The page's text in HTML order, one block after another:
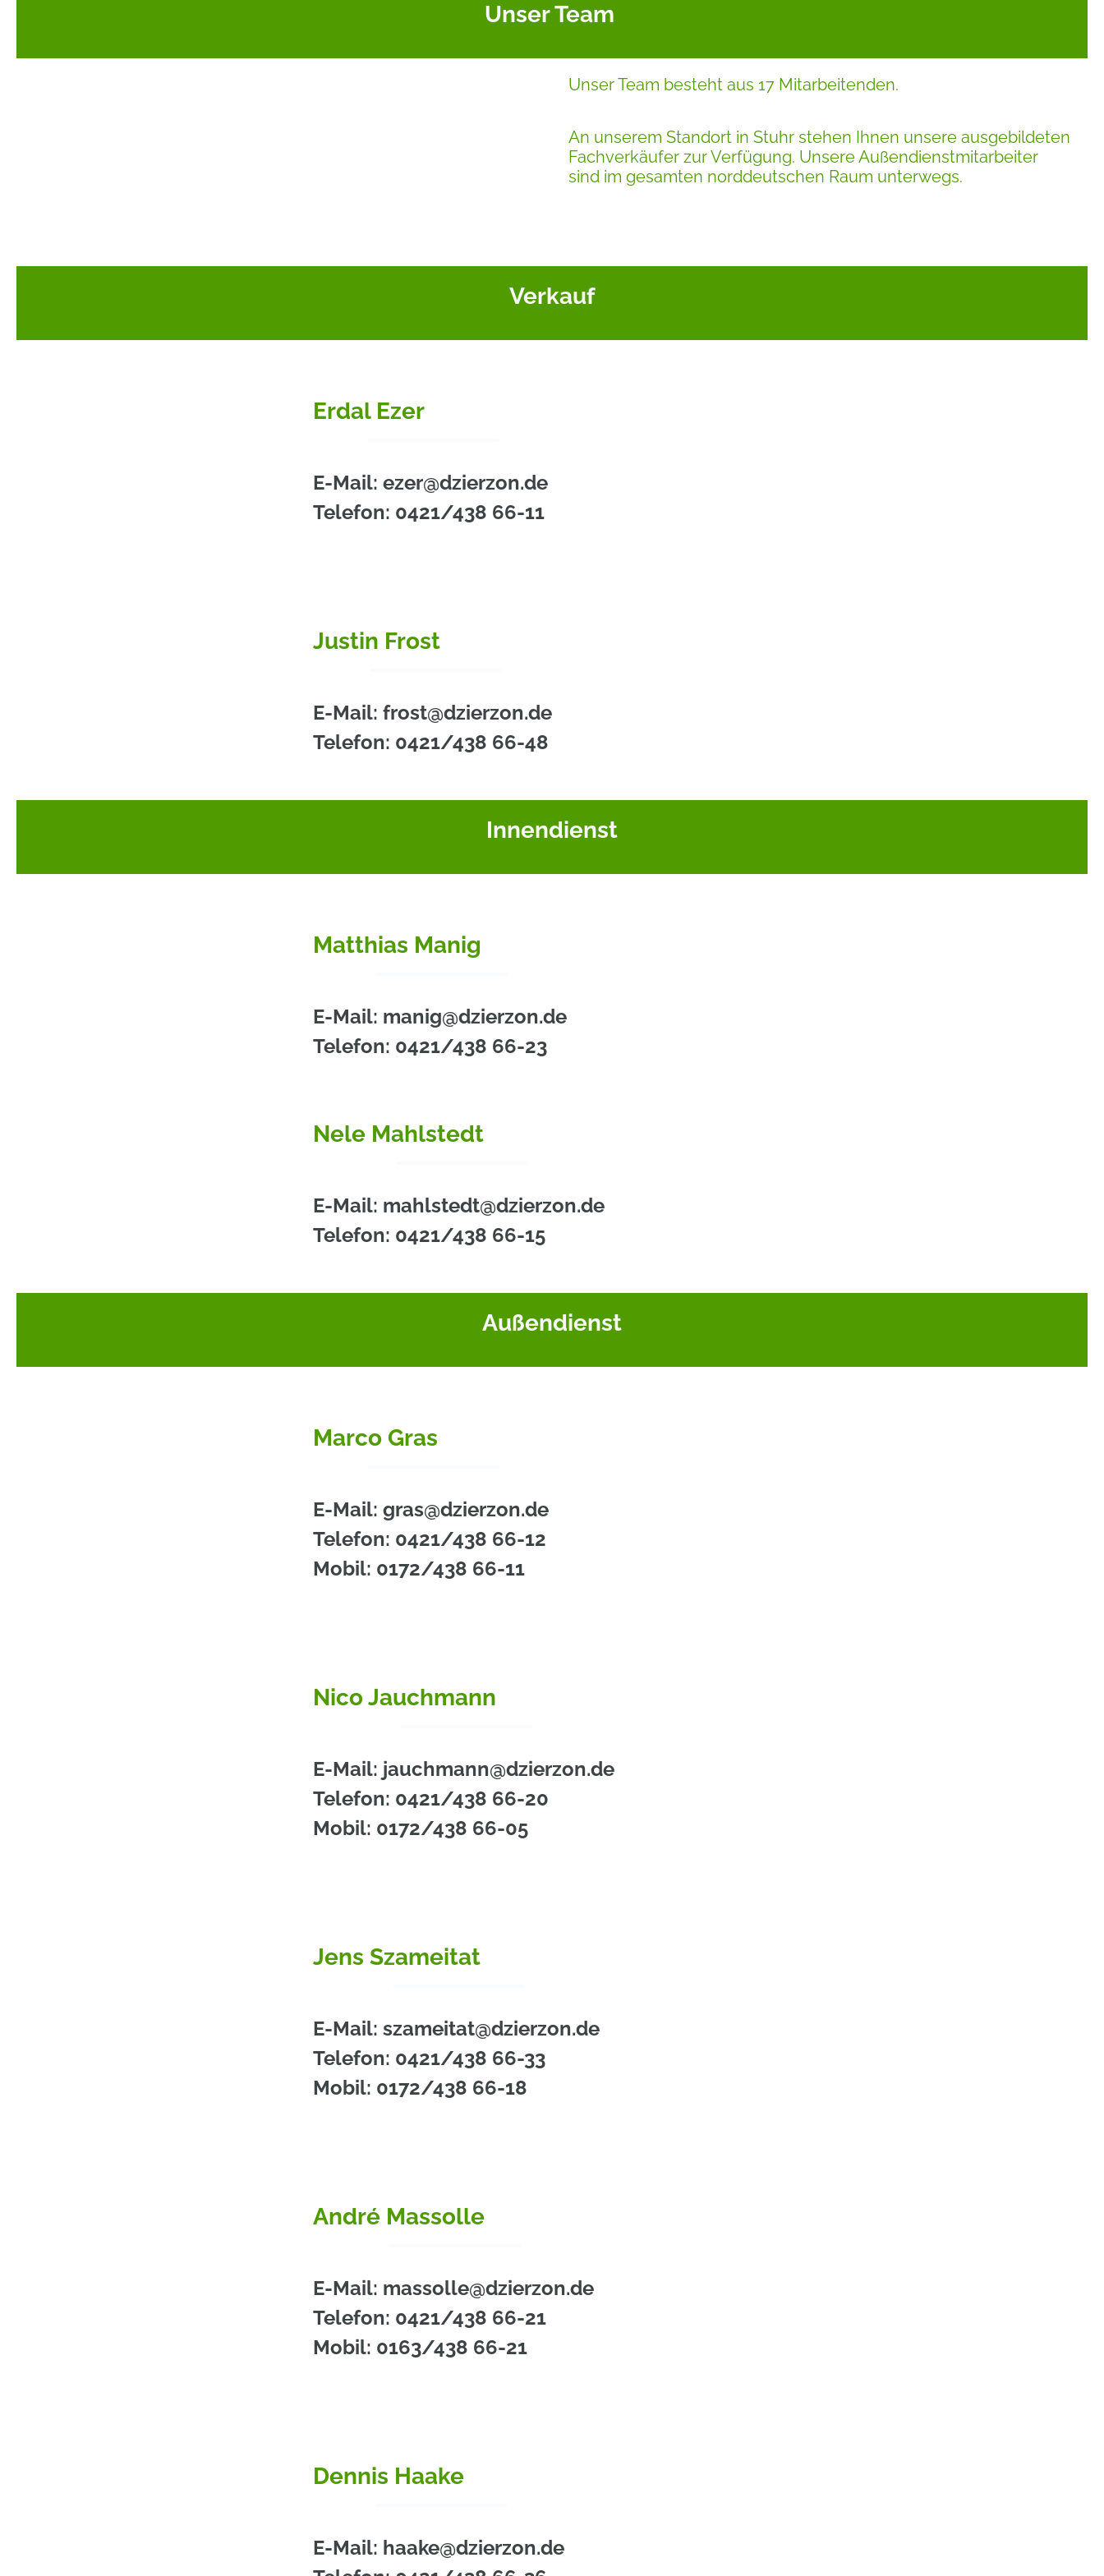
Unser Team
Unser Team besteht aus 17 Mitarbeitenden.
An unserem Standort in Stuhr stehen Ihnen unsere ausgebildeten
Fachverkäufer zur Verfügung. Unsere Außendienstmitarbeiter
sind im gesamten norddeutschen Raum unterwegs.
Verkauf
Erdal Ezer
E-Mail: ezer@dzierzon.de
Telefon: 0421/438 66-11
Justin Frost
E-Mail: frost@dzierzon.de
Telefon: 0421/438 66-48
Innendienst
Matthias Manig
E-Mail: manig@dzierzon.de
Telefon: 0421/438 66-23
Nele Mahlstedt
E-Mail: mahlstedt@dzierzon.de
Telefon: 0421/438 66-15
Außendienst
Marco Gras
E-Mail: gras@dzierzon.de
Telefon: 0421/438 66-12
Mobil: 0172/438 66-11
Nico Jauchmann
E-Mail: jauchmann@dzierzon.de
Telefon: 0421/438 66-20
Mobil: 0172/438 66-05
Jens Szameitat
E-Mail: szameitat@dzierzon.de
Telefon: 0421/438 66-33
Mobil: 0172/438 66-18
André Massolle
E-Mail: massolle@dzierzon.de
Telefon: 0421/438 66-21
Mobil: 0163/438 66-21
Dennis Haake
E-Mail: haake@dzierzon.de